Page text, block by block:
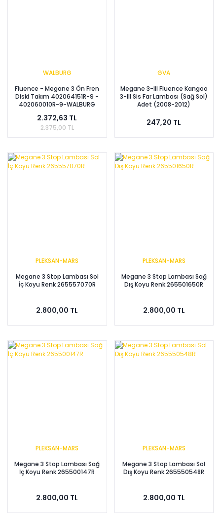
WALBURG
Fluence - Megane 3 Ön Fren
Diski Takım 402064151R-9 -
402060010R-9-WALBURG
2.372,63 TL
2.375,00 TL
GVA
Megane 3-III Fluence Kangoo
3-III Sis Far Lambası (Sağ Sol)
Adet (2008-2012)
247,20 TL
PLEKSAN-MARS
Megane 3 Stop Lambası Sol
İç Koyu Renk 265557070R
2.800,00 TL
PLEKSAN-MARS
Megane 3 Stop Lambası Sağ
Dış Koyu Renk 265501650R
2.800,00 TL
PLEKSAN-MARS
Megane 3 Stop Lambası Sağ
İç Koyu Renk 265500147R
2.800,00 TL
PLEKSAN-MARS
Megane 3 Stop Lambası Sol
Dış Koyu Renk 265550548R
2.800,00 TL